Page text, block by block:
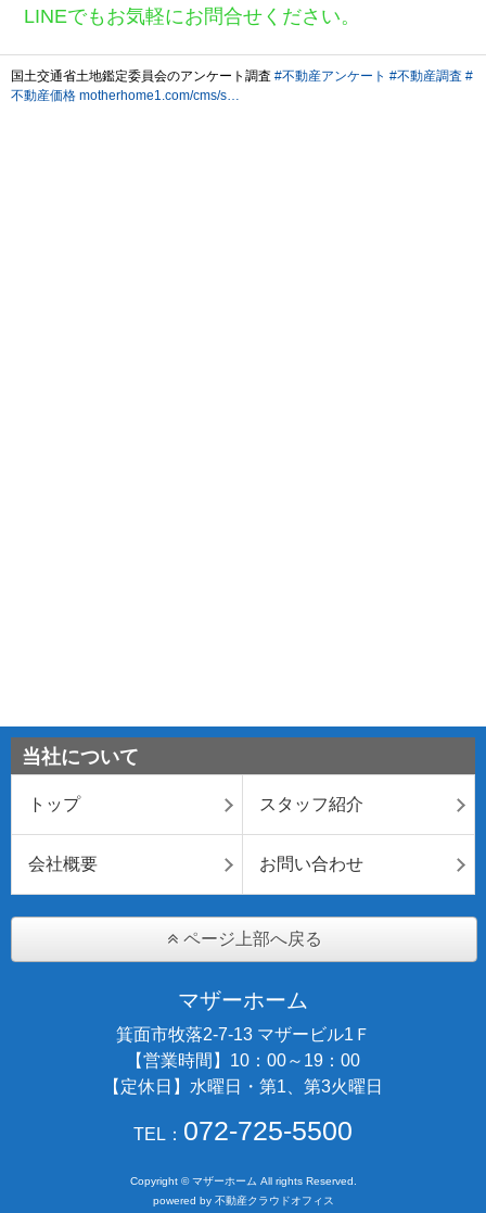
LINEでもお気軽にお問合せください。
当社について
トップ スタッフ紹介
会社概要 お問い合わせ
ページ上部へ戻る
マザーホーム
箕面市牧落2-7-13 マザービル1Ｆ
【営業時間】10：00～19：00
【定休日】水曜日・第1、第3火曜日
TEL： 072-725-5500
Copyright © マザーホーム All rights Reserved.
powered by 不動産クラウドオフィス